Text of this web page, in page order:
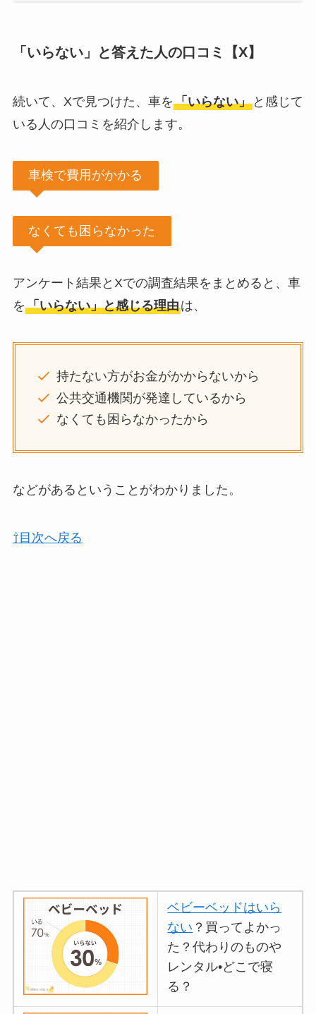
「いらない」と答えた人の口コミ【X】
続いて、Xで見つけた、車を「いらない」と感じて
いる人の口コミを紹介します。
車検で費用がかかる
なくても困らなかった
アンケート結果とXでの調査結果をまとめると、車
を「いらない」と感じる理由は、
持たない方がお金がかからないから
公共交通機関が発達しているから
なくても困らなかったから
などがあるということがわかりました。
⇧目次へ戻る
ベビーベッドはいら
ない ？買ってよかっ
た？代わりのものや
レンタル•どこで寝
る？